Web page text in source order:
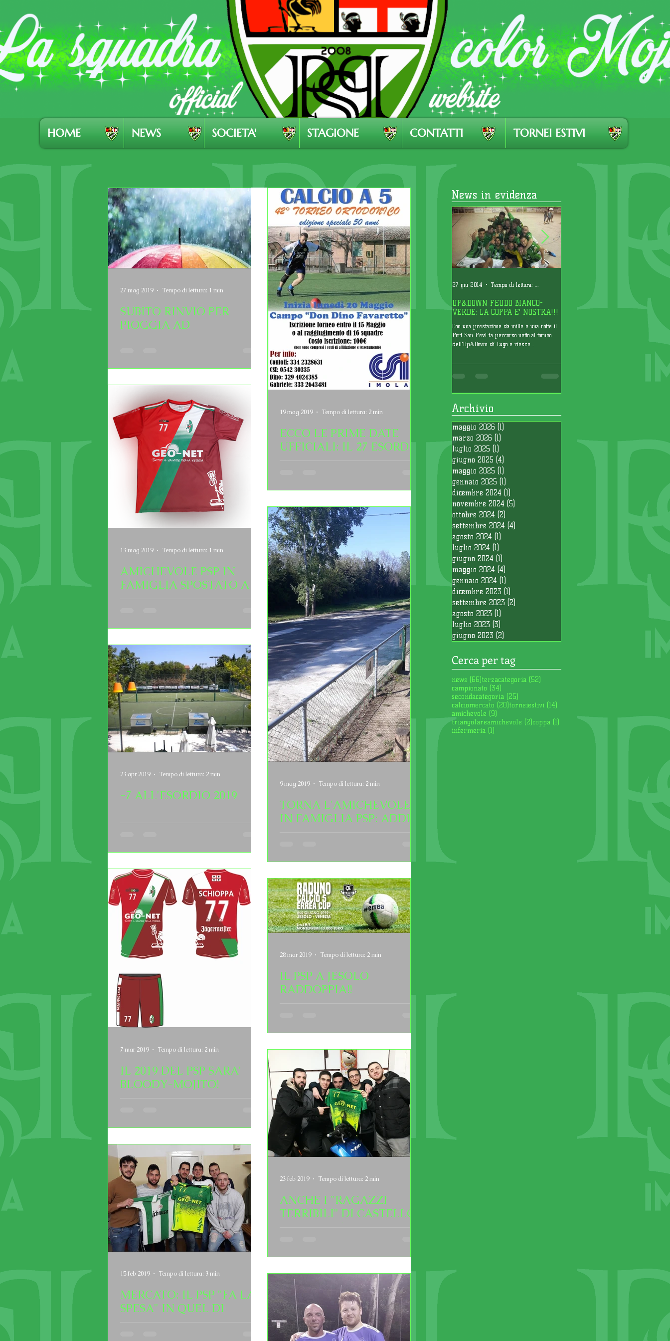
HOME NEWS SOCIETA' STAGIONE CONTATTI TORNEI ESTIVI
SUBITO RINVIO PER
PIOGGIA AD
27 mag 2019 Tempo di lettura: 1 min
ECCO LE PRIME DATE
UFFICIALI: IL 27 ESORDIO
19 mag 2019 Tempo di lettura: 2 min
AMICHEVOLE PSP IN
FAMIGLIA SPOSTATO A
13 mag 2019 Tempo di lettura: 1 min
TORNA L'AMICHEVOLE
IN FAMIGLIA PSP: ADDIO
9 mag 2019 Tempo di lettura: 2 min
-7 ALL'ESORDIO 2019
23 apr 2019 Tempo di lettura: 2 min
IL PSP A JESOLO
RADDOPPIA!!
28 mar 2019 Tempo di lettura: 2 min
IL 2019 DEL PSP SARA'
BLOODY-MOJITO!
7 mar 2019 Tempo di lettura: 2 min
ANCHE I "RAGAZZI
TERRIBILI" DI CASTELLO
NEL PSP 2019!
23 feb 2019 Tempo di lettura: 2 min
MERCATO: IL PSP "FA LA
SPESA" IN QUEL DI
15 feb 2019 Tempo di lettura: 3 min
News in evidenza
UP&DOWN FEUDO BIANCO-
VERDE: LA COPPA E' NOSTRA!!!
Con una prestazione da mille e una notte il
Port San Pevl fa percorso netto al torneo
dell'Up&Down di Lugo e riesce
27 giu 2014
UNA VITTORIA DI MISURA PER
COMINCIARE
Ottima partenza per il PSP al torneo San
Mojito ha infatti conquistatoi primi 3 punti
Archivio
maggio 2026 (1)
marzo 2026 (1)
luglio 2025 (1)
giugno 2025 (4)
maggio 2025 (1)
gennaio 2025 (1)
dicembre 2024 (1)
novembre 2024 (5)
ottobre 2024 (2)
settembre 2024 (4)
agosto 2024 (1)
luglio 2024 (1)
giugno 2024 (1)
maggio 2024 (4)
gennaio 2024 (1)
dicembre 2023 (1)
settembre 2023 (2)
agosto 2023 (1)
luglio 2023 (3)
giugno 2023 (2)
Cerca per tag
news (66)66 post
terzacategoria (52)
campionato (34)
secondacategoria (25)
calciomercato (20)20 post
torneiestivi (14)
amichevole (9)
triangolareamichevole (2)2 post
coppa (1)
infermeria (1)